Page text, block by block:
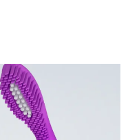
дольше -
месяцев.
и Sensitive.
11 000
и бережного